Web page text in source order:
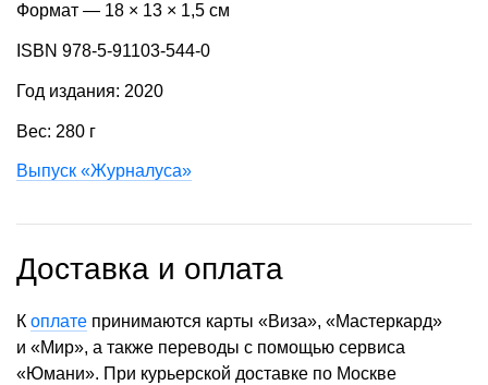
Формат — 18 × 13 × 1,5 см
ISBN 978-5-91103-544-0
Год издания: 2020
Вес: 280 г
Выпуск «Журналуса»
Доставка и оплата
К оплате принимаются карты «Виза», «Мастеркард»
и «Мир», а также переводы с помощью сервиса
«Юмани». При курьерской доставке по Москве